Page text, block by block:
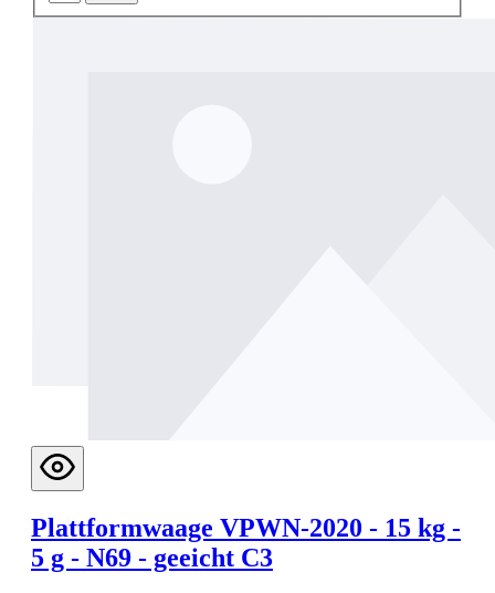
Plattformwaage VPWN-2020 - 15 kg -
5 g - N69 - geeicht C3